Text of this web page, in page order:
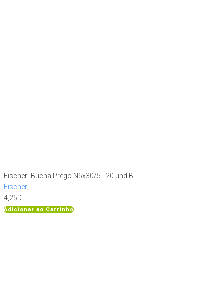
Fischer- Bucha Prego N5x30/5 - 20 und BL
Fischer
4,25 €
Adicionar ao Carrinho